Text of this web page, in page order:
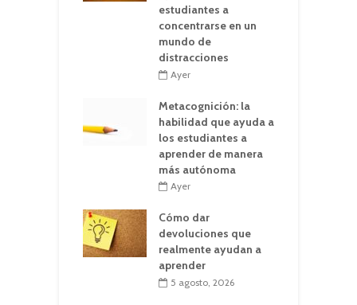
estudiantes a
concentrarse en un
mundo de
distracciones
Ayer
Metacognición: la
habilidad que ayuda a
los estudiantes a
aprender de manera
más autónoma
Ayer
Cómo dar
devoluciones que
realmente ayudan a
aprender
5 agosto, 2026